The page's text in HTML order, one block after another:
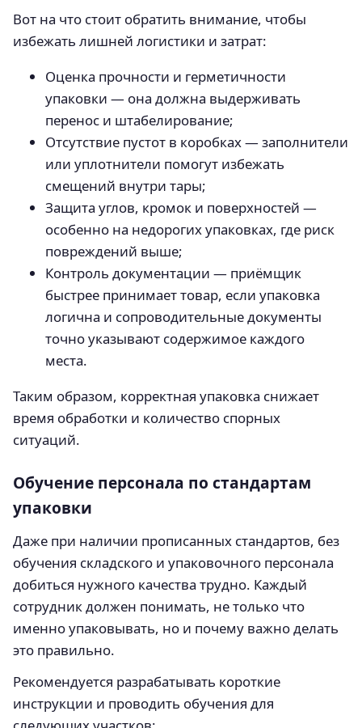
Вот на что стоит обратить внимание, чтобы
избежать лишней логистики и затрат:
Оценка прочности и герметичности
упаковки — она должна выдерживать
перенос и штабелирование;
Отсутствие пустот в коробках — заполнители
или уплотнители помогут избежать
смещений внутри тары;
Защита углов, кромок и поверхностей —
особенно на недорогих упаковках, где риск
повреждений выше;
Контроль документации — приёмщик
быстрее принимает товар, если упаковка
логична и сопроводительные документы
точно указывают содержимое каждого
места.
Таким образом, корректная упаковка снижает
время обработки и количество спорных
ситуаций.
Обучение персонала по стандартам
упаковки
Даже при наличии прописанных стандартов, без
обучения складского и упаковочного персонала
добиться нужного качества трудно. Каждый
сотрудник должен понимать, не только что
именно упаковывать, но и почему важно делать
это правильно.
Рекомендуется разрабатывать короткие
инструкции и проводить обучения для